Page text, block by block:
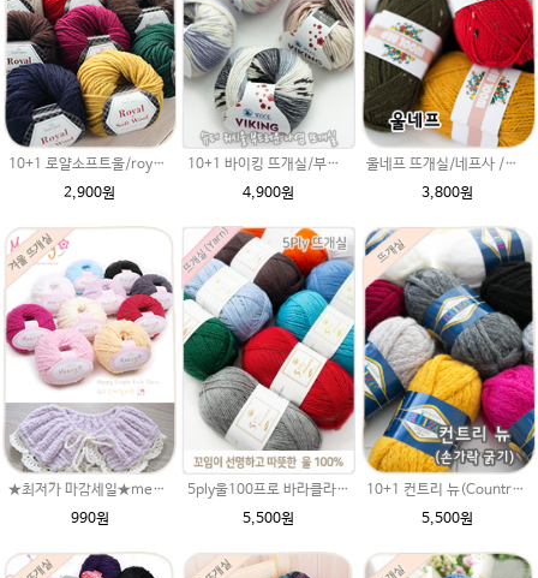
10+1 로얄소프트울/royal soft wool/부드러운뜨개실/가벼운털실/따뜻한 목도리뜨개질/손뜨개 스웨터/가디건뜨기 뜨게실
2,900원
10+1 바이킹 뜨개실/부드러운 나염 아기털실 목도리실 Viking Yarn
4,900원
울네프 뜨개실/네프사 /가볍고 부드러운 뜨개실/손뜨개실/목도리뜨기/뜨게실/뜨게질/손뜨개질실/목도리털실/목도리뜨개실/
3,800원
★최저가 마감세일★merry메리 손뜨개 뜨개질 뜨개실 털실(털실,뜨게질실) 스마일러브
990원
5ply울100프로 바라클라바뜨개질 5플라이 고급뜨개실 90g (울 100%) 제일모직 생산 얇은굵기 순모사
5,500원
10+1 컨트리 뉴(Country new)/루피망고st 모자뜨기/굵은목도리 뜨개실/루피 망고모자/혼방 양모털실/쁘띠목도리 뜨기/손가락 굵기 두께
5,500원